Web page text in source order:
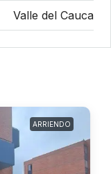
Valle del Cauca
ARRIENDO